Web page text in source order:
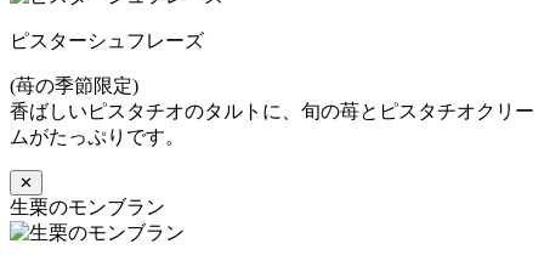
ピスターシュフレーズ
(苺の季節限定)
香ばしいピスタチオのタルトに、旬の苺とピスタチオクリー
ムがたっぷりです。
✕
生栗のモンブラン